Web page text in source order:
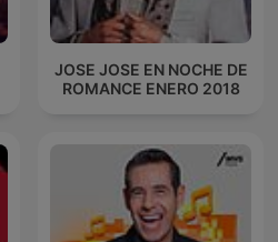
JOSE JOSE EN NOCHE DE
ROMANCE ENERO 2018